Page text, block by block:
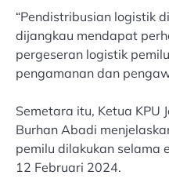
“Pendistribusian logistik
dijangkau mendapat
pergeseran logistik
pengamanan dan
Semetara itu, Ketua KPU
Burhan Abadi
pemilu dilakukan selama
12 Februari 2024.